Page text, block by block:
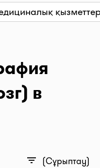
в
filter_list (Сұрыптау)